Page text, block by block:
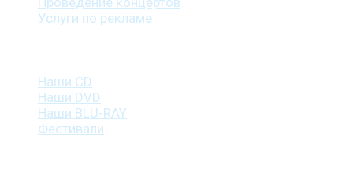
Услуги по рекламе
Наши CD
Наши DVD
Наши BLU-RAY
Фестивали